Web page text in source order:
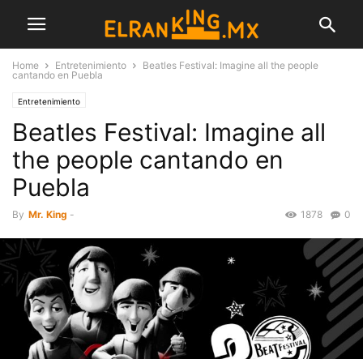
Home Entretenimiento
Beatles Festival: Imagine all the people
cantando en Puebla
Entretenimiento
Beatles Festival: Imagine all
the people cantando en
Puebla
By Mr. King - 0
1878